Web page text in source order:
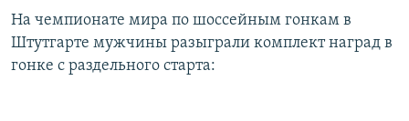
Вернутся
поиску
КАВКАЗ.РЕАЛИИ
СЕВЕР.РЕАЛИИ
На чемпионате мира по шоссейным гонкам в
Штутгарте мужчины разыграли комплект наград в
гонке с раздельного старта: